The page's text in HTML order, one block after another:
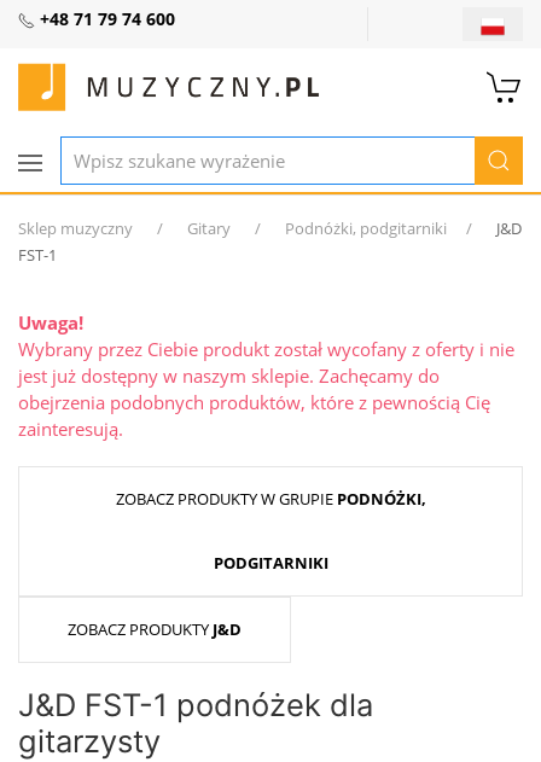
+48 71 79 74 600
Sklep muzyczny Gitary Podnóżki, podgitarniki
J&D
FST-1
Uwaga!
Wybrany przez Ciebie produkt został wycofany z oferty i nie
jest już dostępny w naszym sklepie. Zachęcamy do
obejrzenia podobnych produktów, które z pewnością Cię
zainteresują.
ZOBACZ PRODUKTY W GRUPIE PODNÓŻKI,
PODGITARNIKI
ZOBACZ PRODUKTY J&D
J&D FST-1 podnóżek dla
gitarzysty